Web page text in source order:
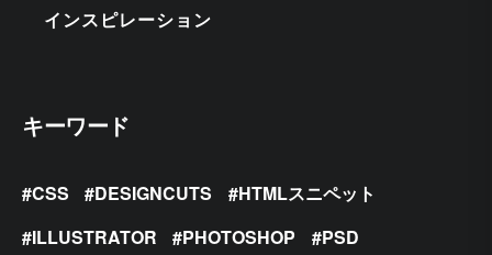
インスピレーション
キーワード
CSS DESIGNCUTS
HTMLスニペット
ILLUSTRATOR
PHOTOSHOP
PSD